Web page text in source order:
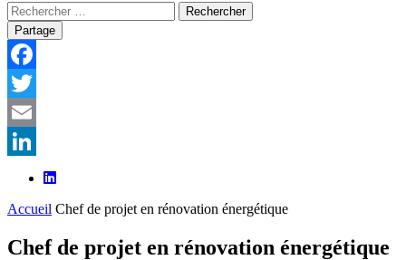
Rechercher
:
Rechercher
Partage
Facebook
Twitter
Email
LinkedIn
Accueil Chef de projet en rénovation énergétique
Chef de projet en rénovation énergétique